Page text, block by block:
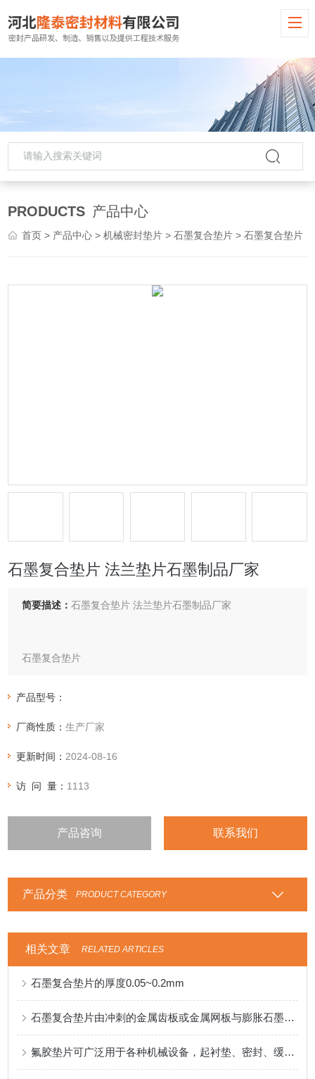
PRODUCTS 产品中心
首页 > 产品中心 >机械密封垫片 >石墨复合垫片 > 石墨复合垫片 法兰垫片石墨制品厂家
石墨复合垫片 法兰垫片石墨制品厂家
简要描述：石墨复合垫片 法兰垫片石墨制品厂家
石墨复合垫片
石墨增强复合垫片 由各种石墨增强复合板切割或冲制而成，主
计封等部位的密封。
产品型号：
厂商性质：生产厂家
更新时间： 2024-08-16
访 问 量： 1113
产品咨询 联系我们
产品分类 PRODUCT CATEGORY
相关文章 RELATED ARTICLES
石墨复合垫片的厚度0.05~0.2mm
石墨复合垫片由冲刺的金属齿板或金属网板与膨胀石墨粒子复合压制的一种垫片
氟胶垫片可广泛用于各种机械设备，起衬垫、密封、缓冲等作用